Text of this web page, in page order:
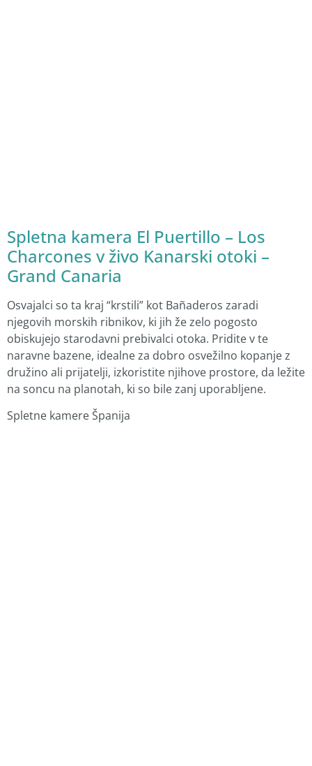
Spletna kamera El Puertillo – Los
Charcones v živo Kanarski otoki –
Grand Canaria
Osvajalci so ta kraj “krstili” kot Bañaderos zaradi
njegovih morskih ribnikov, ki jih že zelo pogosto
obiskujejo starodavni prebivalci otoka. Pridite v te
naravne bazene, idealne za dobro osvežilno kopanje z
družino ali prijatelji, izkoristite njihove prostore, da ležite
na soncu na planotah, ki so bile zanj uporabljene.
Spletne kamere Španija